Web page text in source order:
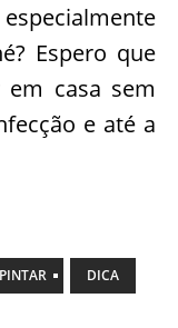
Espero que
casa sem
e até a
DICA